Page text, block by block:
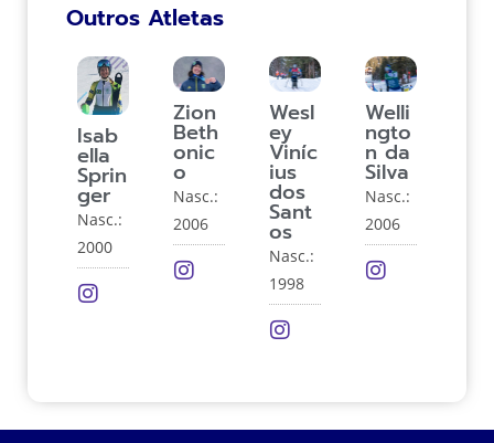
Outros Atletas
Isab
ella
Sprin
ger
Nasc.:
2000
Zion
Beth
onic
o
Nasc.:
2006
Wesl
ey
Viníc
ius
dos
Sant
os
Nasc.:
1998
Welli
ngto
n da
Silva
Nasc.:
2006